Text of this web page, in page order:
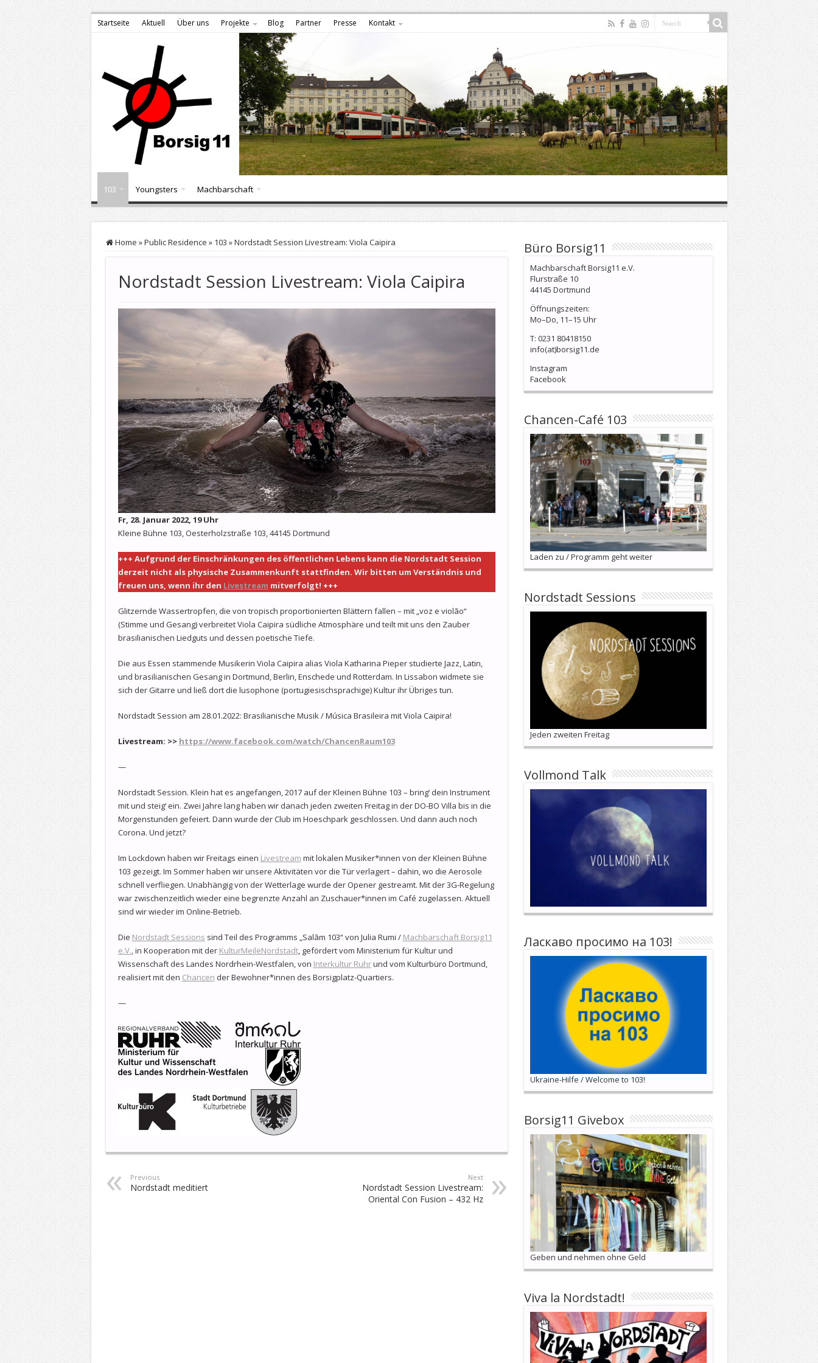
Startseite Aktuell Über uns Projekte Blog Partner Presse Kontakt
103 Youngsters Machbarschaft
Home »Public Residence » 103 »Nordstadt Session Livestream: Viola Caipira
Nordstadt Session Livestream: Viola Caipira
Fr, 28. Januar 2022, 19 Uhr
Kleine Bühne 103, Oesterholzstraße 103, 44145 Dortmund
+++ Aufgrund der Einschränkungen des öffentlichen Lebens kann die Nordstadt Session
derzeit nicht als physische Zusammenkunft stattfinden. Wir bitten um Verständnis und
freuen uns, wenn ihr den Livestream mitverfolgt! +++
Glitzernde Wassertropfen, die von tropisch proportionierten Blättern fallen – mit „voz e violão“
(Stimme und Gesang) verbreitet Viola Caipira südliche Atmosphäre und teilt mit uns den Zauber
brasilianischen Liedguts und dessen poetische Tiefe.
Die aus Essen stammende Musikerin Viola Caipira alias Viola Katharina Pieper studierte Jazz, Latin,
und brasilianischen Gesang in Dortmund, Berlin, Enschede und Rotterdam. In Lissabon widmete sie
sich der Gitarre und ließ dort die lusophone (portugiesischsprachige) Kultur ihr Übriges tun.
Nordstadt Session am 28.01.2022: Brasilianische Musik / Música Brasileira mit Viola Caipira!
Livestream: >> https://www.facebook.com/watch/ChancenRaum103
—
Nordstadt Session. Klein hat es angefangen, 2017 auf der Kleinen Bühne 103 – bring‘ dein Instrument
mit und steig‘ ein. Zwei Jahre lang haben wir danach jeden zweiten Freitag in der DO-BO Villa bis in die
Morgenstunden gefeiert. Dann wurde der Club im Hoeschpark geschlossen. Und dann auch noch
Corona. Und jetzt?
Im Lockdown haben wir Freitags einen Livestream mit lokalen Musiker*innen von der Kleinen Bühne
103 gezeigt. Im Sommer haben wir unsere Aktivitäten vor die Tür verlagert – dahin, wo die Aerosole
schnell verfliegen. Unabhängig von der Wetterlage wurde der Opener gestreamt. Mit der 3G-Regelung
war zwischenzeitlich wieder eine begrenzte Anzahl an Zuschauer*innen im Café zugelassen. Aktuell
sind wir wieder im Online-Betrieb.
Die Nordstadt Sessions sind Teil des Programms „Salām 103“ von Julia Rumi / Machbarschaft Borsig11
e.V. , in Kooperation mit der KulturMeileNordstadt, gefördert vom Ministerium für Kultur und
Wissenschaft des Landes Nordrhein-Westfalen, von Interkultur Ruhrund vom Kulturbüro Dortmund,
realisiert mit den Chancen der Bewohner*innen des Borsigplatz-Quartiers.
—
Previous
Nordstadt meditiert
Next
Nordstadt Session Livestream:
Oriental Con Fusion – 432 Hz
Büro Borsig11
Machbarschaft Borsig11 e.V.
Flurstraße 10
44145 Dortmund
Öffnungszeiten:
Mo–Do, 11–15 Uhr
T: 0231 80418150
info(at)borsig11.de
Instagram
Facebook
Chancen-Café 103
Laden zu / Programm geht weiter
Nordstadt Sessions
Jeden zweiten Freitag
Vollmond Talk
Ласкаво просимо на 103!
Ukraine-Hilfe / Welcome to 103!
Borsig11 Givebox
Geben und nehmen ohne Geld
Viva la Nordstadt!